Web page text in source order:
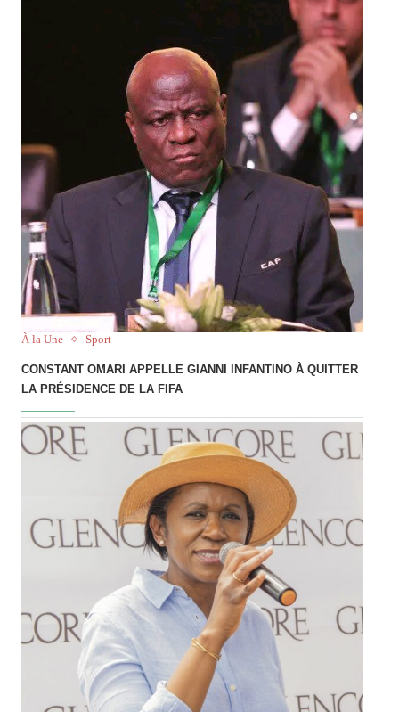
À la Une Sport
CONSTANT OMARI APPELLE GIANNI INFANTINO À QUITTER
LA PRÉSIDENCE DE LA FIFA